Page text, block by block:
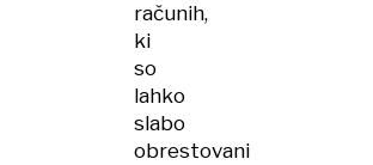
računih,
ki
so
lahko
slabo
obrestovani